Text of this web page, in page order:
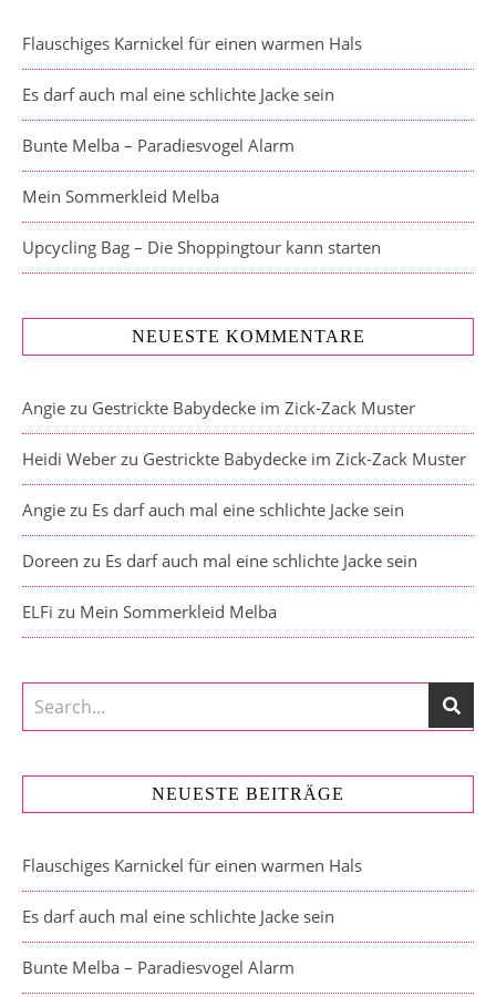
Flauschiges Karnickel für einen warmen Hals
Es darf auch mal eine schlichte Jacke sein
Bunte Melba – Paradiesvogel Alarm
Mein Sommerkleid Melba
Upcycling Bag – Die Shoppingtour kann starten
NEUESTE KOMMENTARE
Angie zu Gestrickte Babydecke im Zick-Zack Muster
Heidi Weber zu Gestrickte Babydecke im Zick-Zack Muster
Angie zu Es darf auch mal eine schlichte Jacke sein
Doreen zu Es darf auch mal eine schlichte Jacke sein
ELFi zu Mein Sommerkleid Melba
NEUESTE BEITRÄGE
Flauschiges Karnickel für einen warmen Hals
Es darf auch mal eine schlichte Jacke sein
Bunte Melba – Paradiesvogel Alarm